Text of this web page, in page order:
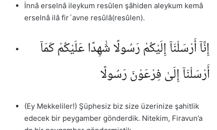
İnnâ erselnâ ileykum resûlen şâhiden aleykum kemâ
erselnâ ilâ fir´avne resûlâ(resûlen).
إِنَّآ أَرْسَلْنَآ إِلَيْكُمْ رَسُولًا شَٰهِدًا عَلَيْكُمْ كَمَآ
أَرْسَلْنَآ إِلَىٰ فِرْعَوْنَ رَسُولًا
(Ey Mekkeliler!) Şüphesiz biz size üzerinize şahitlik
edecek bir peygamber gönderdik. Nitekim, Firavun’a